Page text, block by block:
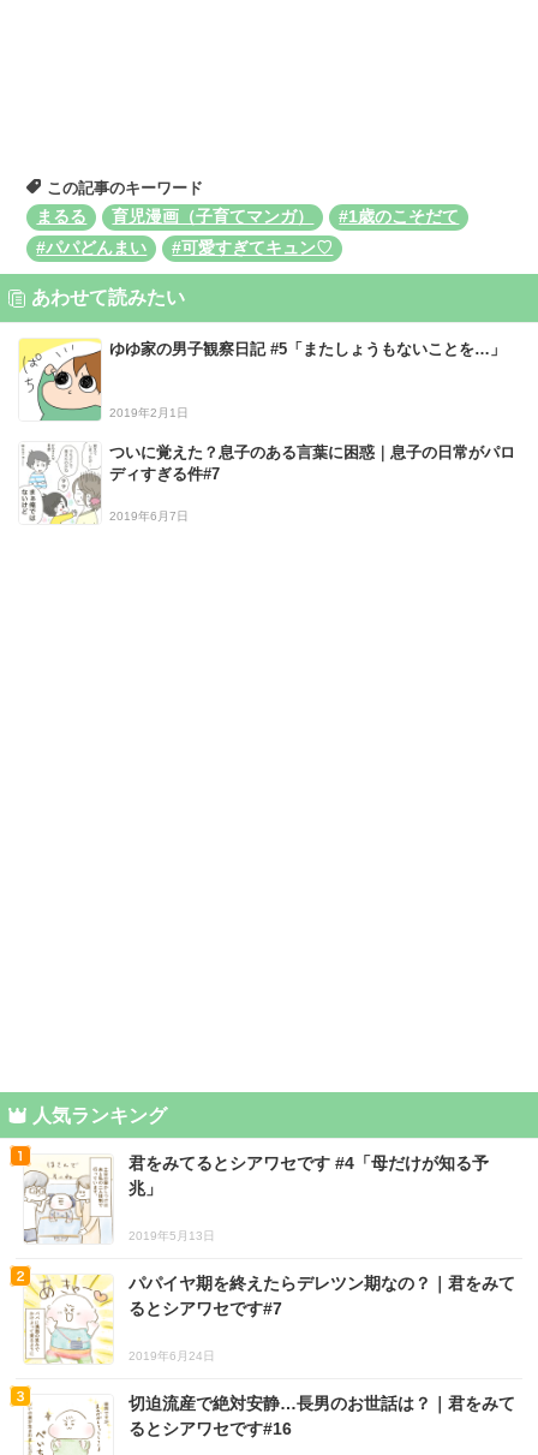
この記事のキーワード
まるる
育児漫画（子育てマンガ）
#1歳のこそだて
#パパどんまい
#可愛すぎてキュン♡
あわせて読みたい
ゆゆ家の男子観察日記 #5「またしょうもないことを…」
2019年2月1日
ついに覚えた？息子のある言葉に困惑｜息子の日常がパロ
ディすぎる件#7
2019年6月7日
人気ランキング
君をみてるとシアワセです #4「母だけが知る予
兆」
2019年5月13日
パパイヤ期を終えたらデレツン期なの？｜君をみて
るとシアワセです#7
2019年6月24日
切迫流産で絶対安静…長男のお世話は？｜君をみて
るとシアワセです#16